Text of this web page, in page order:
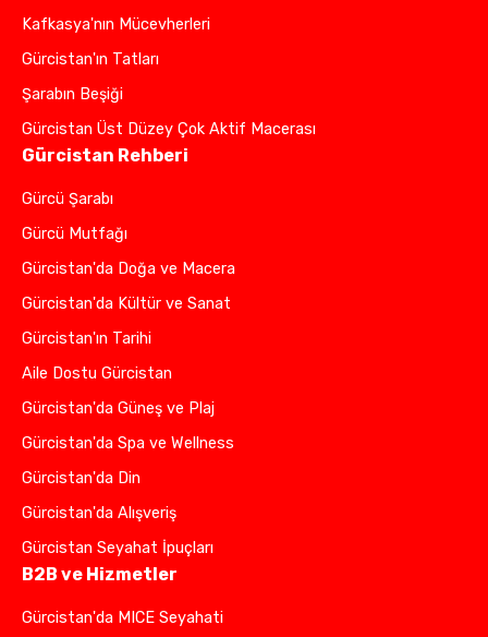
Kafkasya'nın Mücevherleri
Gürcistan'ın Tatları
Şarabın Beşiği
Gürcistan Üst Düzey Çok Aktif Macerası
Gürcistan Rehberi
Gürcü Şarabı
Gürcü Mutfağı
Gürcistan'da Doğa ve Macera
Gürcistan'da Kültür ve Sanat
Gürcistan'ın Tarihi
Aile Dostu Gürcistan
Gürcistan'da Güneş ve Plaj
Gürcistan'da Spa ve Wellness
Gürcistan'da Din
Gürcistan'da Alışveriş
Gürcistan Seyahat İpuçları
B2B ve Hizmetler
Gürcistan'da MICE Seyahati